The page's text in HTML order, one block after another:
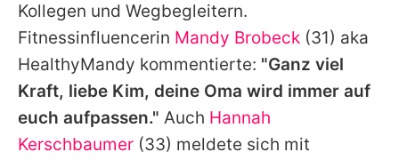
Kollegen und Wegbegleitern.
Fitnessinfluencerin Mandy Brobeck (31) aka
HealthyMandy kommentierte: "Ganz viel
Kraft, liebe Kim, deine Oma wird immer auf
euch aufpassen." Auch Hannah
Kerschbaumer (33) meldete sich mit